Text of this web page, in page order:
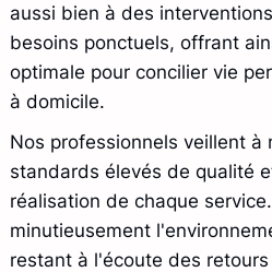
aussi bien à des
besoins ponctuels, offrant
optimale pour concilier vie
à domicile.
Nos professionnels veillent à
standards élevés de qualité
réalisation de chaque
minutieusement
restant à l'écoute des